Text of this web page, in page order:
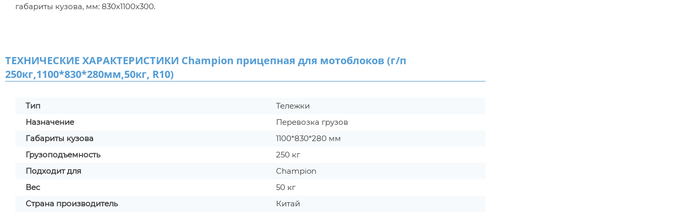
габариты кузова, мм: 830х1100х300.
ТЕХНИЧЕСКИЕ ХАРАКТЕРИСТИКИ Champion прицепная для мотоблоков (г/п
250кг,1100*830*280мм,50кг, R10)
Тип
Тележки
Назначение
Перевозка грузов
Габариты кузова
1100*830*280 мм
Грузоподъемность
250 кг
Подходит для
Champion
Вес
50 кг
Страна производитель
Китай